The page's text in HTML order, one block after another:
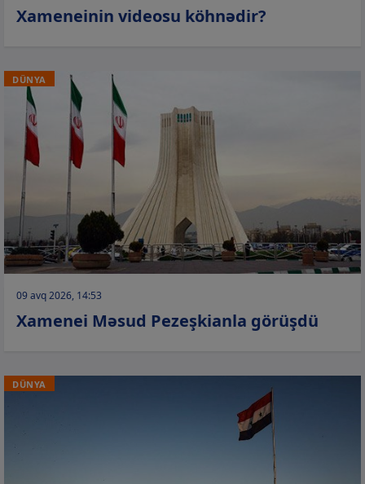
Xameneinin videosu köhnədir?
DÜNYA
09 avq 2026, 14:53
Xamenei Məsud Pezeşkianla görüşdü
DÜNYA